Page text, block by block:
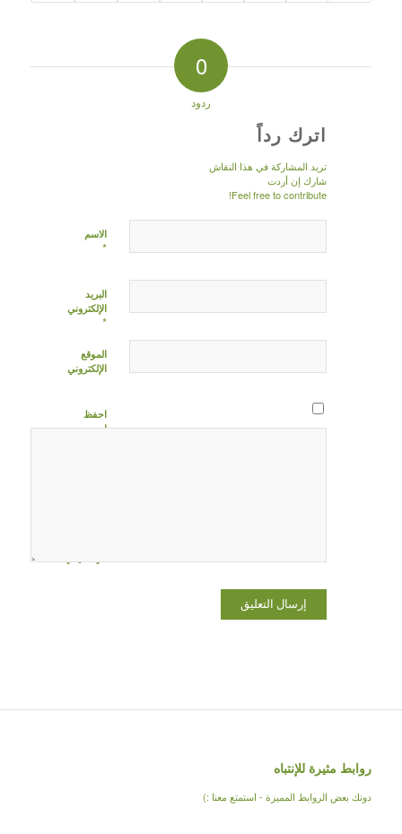
0
ردود
اترك رداً
تريد المشاركة في هذا النقاش
شارك إن أردت
Feel free to contribute!
الاسم
*
البريد
الإلكتروني
*
الموقع
الإلكتروني
احفظ
اسمي،
روابط مثيرة للإنتباه
دونك بعض الروابط المميزة - استمتع معنا :)